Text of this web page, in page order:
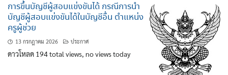
การขึ้นบัญชีผู้สอบแข่งขันได้ กรณีการนำ
บัญชีผู้สอบแข่งขันได้ในบัญชีอื่น ตำแหน่ง
ครูผู้ช่วย
13 กรกฎาคม 2026 ประกาศ
ดาวโหลด 194 total views, no views today